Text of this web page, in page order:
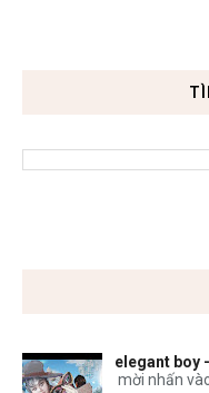
elegant boy
mời nhấn